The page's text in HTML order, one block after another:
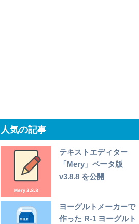
人気の記事
テキストエディター
「Mery」ベータ版
v3.8.8 を公開
ヨーグルトメーカーで
作った R-1 ヨーグルト